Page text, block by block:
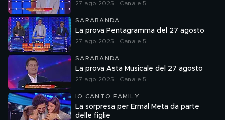
27 ago 2025 | Canale 5
SARABANDA
La prova Pentagramma del 27 agosto
27 ago 2025 | Canale 5
SARABANDA
La prova Asta Musicale del 27 agosto
27 ago 2025 | Canale 5
IO CANTO FAMILY
La sorpresa per Ermal Meta da parte
delle figlie